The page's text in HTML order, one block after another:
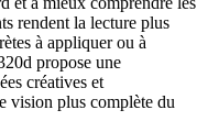
rendent la lecture plus
à appliquer ou à
propose une
créatives et
vision plus complète du